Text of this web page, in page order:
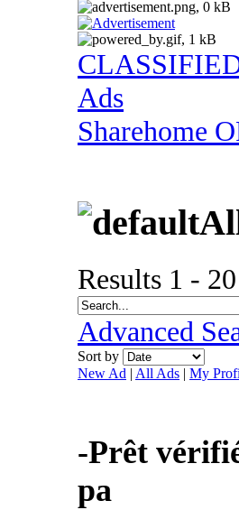
Ads
Sharehome
Results 1 -
Advanced
Sort by
New Ad | All Ads | My
-Prêt
pa